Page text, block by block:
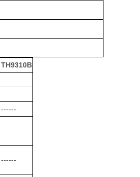
TH9310B
------
------